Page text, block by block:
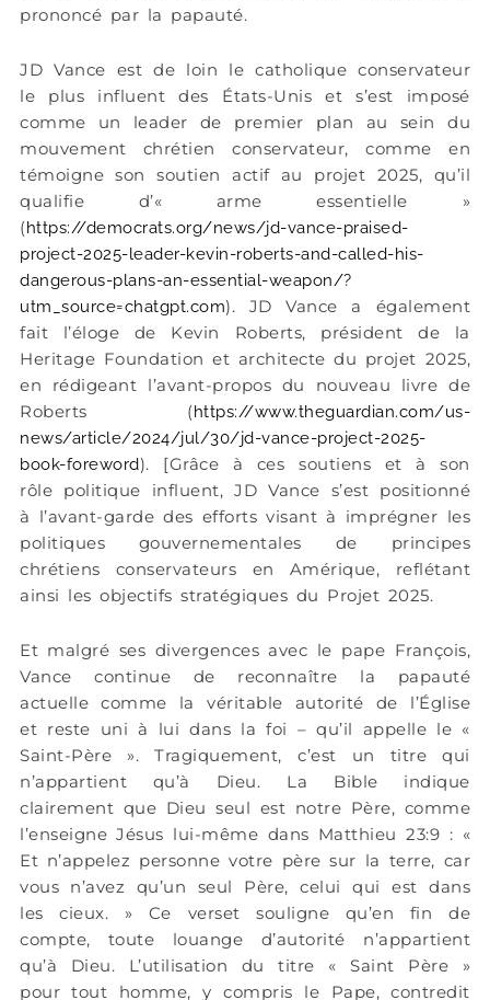
prononcé par la papauté.
JD Vance est de loin le catholique conservateur
le plus influent des États-Unis et s’est imposé
comme un leader de premier plan au sein du
mouvement chrétien conservateur, comme en
témoigne son soutien actif au projet 2025, qu’il
qualifie d’« arme essentielle »
(https://democrats.org/news/jd-vance-praised-
project-2025-leader-kevin-roberts-and-called-his-
dangerous-plans-an-essential-weapon/?
utm_source=chatgpt.com). JD Vance a également
fait l’éloge de Kevin Roberts, président de la
Heritage Foundation et architecte du projet 2025,
en rédigeant l’avant-propos du nouveau livre de
Roberts (https://www.theguardian.com/us-
news/article/2024/jul/30/jd-vance-project-2025-
book-foreword). [Grâce à ces soutiens et à son
rôle politique influent, JD Vance s’est positionné
à l’avant-garde des efforts visant à imprégner les
politiques gouvernementales de principes
chrétiens conservateurs en Amérique, reflétant
ainsi les objectifs stratégiques du Projet 2025.
Et malgré ses divergences avec le pape François,
Vance continue de reconnaître la papauté
actuelle comme la véritable autorité de l’Église
et reste uni à lui dans la foi – qu’il appelle le «
Saint-Père ». Tragiquement, c’est un titre qui
n’appartient qu’à Dieu. La Bible indique
clairement que Dieu seul est notre Père, comme
l’enseigne Jésus lui-même dans Matthieu 23:9 : «
Et n’appelez personne votre père sur la terre, car
vous n’avez qu’un seul Père, celui qui est dans
les cieux. » Ce verset souligne qu’en fin de
compte, toute louange d’autorité n’appartient
qu’à Dieu. L’utilisation du titre « Saint Père »
pour tout homme, y compris le Pape, contredit